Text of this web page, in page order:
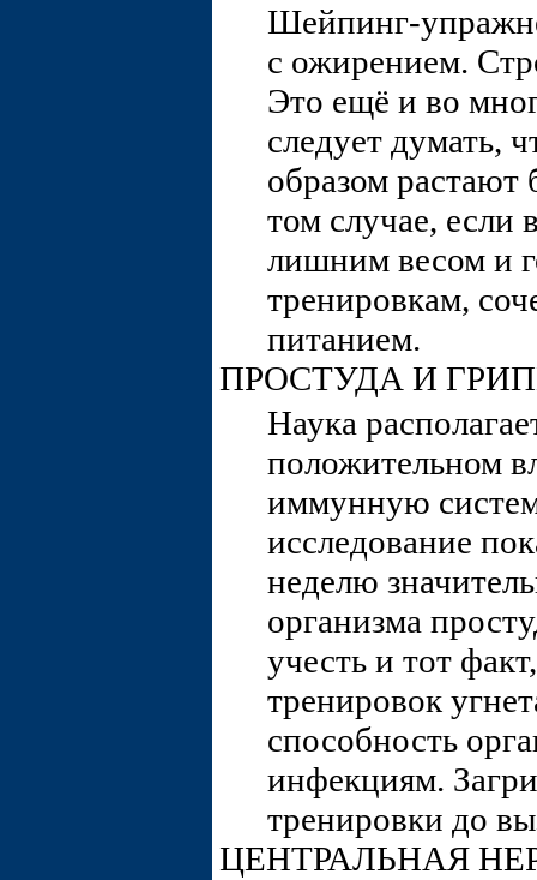
Шейпинг-
с ожирением.
Это ещё и во
следует думать,
образом растают
том случае, если
лишним весом и
тренировкам,
питанием.
ПРОСТУДА И
Наука
положительном
иммунную
исследование
неделю
организма
учесть и тот
тренировок
способность
инфекциям.
тренировки до
ЦЕНТРАЛЬНАЯ